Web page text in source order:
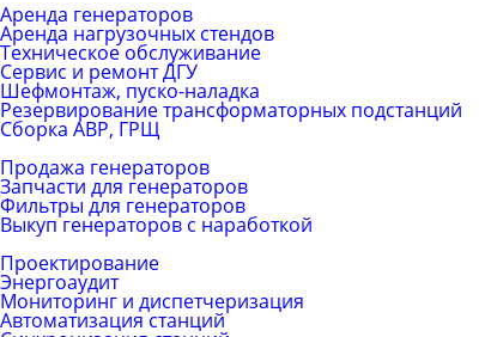
Аренда генераторов
Аренда нагрузочных стендов
Техническое обслуживание
Сервис и ремонт ДГУ
Шефмонтаж, пуско-наладка
Резервирование трансформаторных подстанций
Сборка АВР, ГРЩ
Каталог товаров
Продажа генераторов
Запчасти для генераторов
Фильтры для генераторов
Выкуп генераторов с наработкой
ЕРС (контракт)
Проектирование
Энергоаудит
Мониторинг и диспетчеризация
Автоматизация станций